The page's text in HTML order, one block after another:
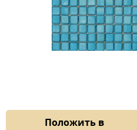
Положить в